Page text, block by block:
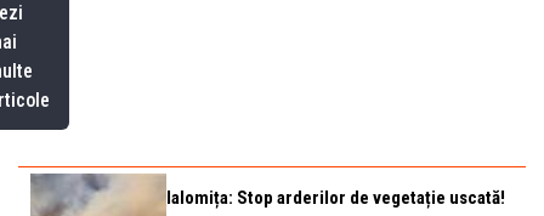
Ialomița: Stop arderilor de vegetație uscată!